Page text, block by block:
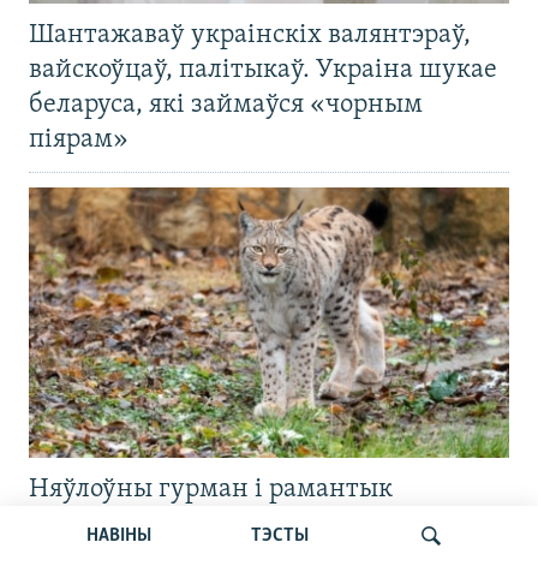
НАВІНЫ ТЭСТЫ
Шантажаваў украінскіх валянтэраў,
вайскоўцаў, палітыкаў. Украіна шукае
беларуса, які займаўся «чорным
піярам»
Няўлоўны гурман і рамантык
беларускіх лясоў. Расказваем цікавыя